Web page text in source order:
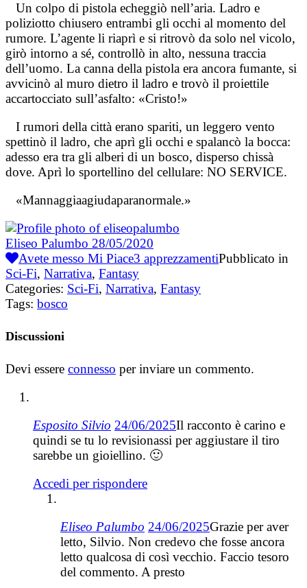
Un colpo di pistola echeggiò nell’aria. Ladro e
poliziotto chiusero entrambi gli occhi al momento del
rumore. L’agente li riaprì e si ritrovò da solo nel vicolo,
girò intorno a sé, controllò in alto, nessuna traccia
dell’uomo. La canna della pistola era ancora fumante, si
avvicinò al muro dietro il ladro e trovò il proiettile
accartocciato sull’asfalto: «Cristo!»
I rumori della città erano spariti, un leggero vento
spettinò il ladro, che aprì gli occhi e spalancò la bocca:
adesso era tra gli alberi di un bosco, disperso chissà
dove. Aprì lo sportellino del cellulare: NO SERVICE.
«Mannaggiaagiudaparanormale.»
Eliseo Palumbo 28/05/2020
Avete messo Mi Piace3 apprezzamentiPubblicato in
Sci-Fi, Narrativa, Fantasy
Categories: Sci-Fi, Narrativa, Fantasy
Tags: bosco
Discussioni
Devi essere connesso per inviare un commento.
Esposito Silvio 24/06/2025Il racconto è carino e
quindi se tu lo revisionassi per aggiustare il tiro
sarebbe un gioiellino. 🙂
Accedi per rispondere
Eliseo Palumbo 24/06/2025Grazie per aver
letto, Silvio. Non credevo che fosse ancora
letto qualcosa di così vecchio. Faccio tesoro
del commento. A presto